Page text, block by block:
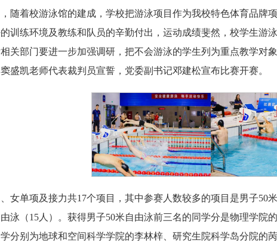
随着校游泳馆的建成，学校把游泳项目作为我校特色体育品牌
训练环境及教练和队员的辛勤付出，运动成绩斐然，校学生游
关部门要进一步加强调研，把不会游泳的学生列为重点教学对
盛凯老师代表裁判员宣誓，党委副书记邓建松宣布比赛开赛。
女单项及接力共17个项目，其中参赛人数较多的项目是男子50
由泳（15人）。获得男子50米自由泳前三名的同学分是物理学
分别为地球和空间科学学院的李林梓、研究生院科学岛分院的